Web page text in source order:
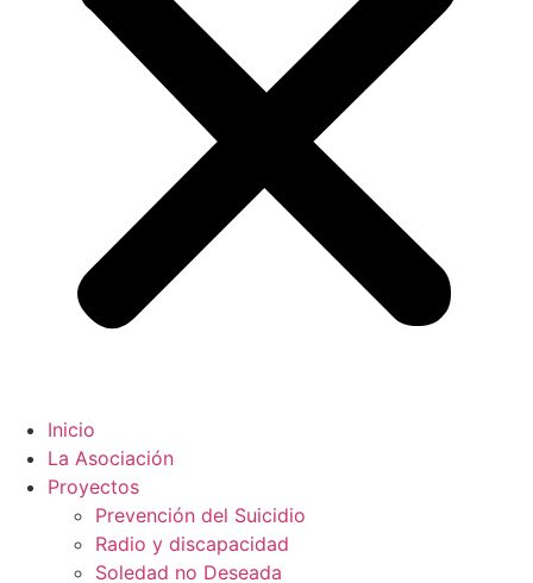
Inicio
La Asociación
Proyectos
Prevención del Suicidio
Radio y discapacidad
Soledad no Deseada